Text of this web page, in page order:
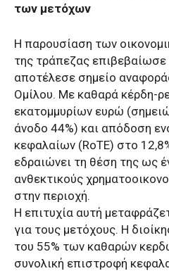
των μετόχων
Η παρουσίαση των
της τράπεζας
αποτέλεσε σημείο
Ομίλου. Με καθαρά κέρδη-
εκατομμυρίων ευρώ
άνοδο 44%) και απόδοση
κεφαλαίων (RoTE) στο
εδραιώνει τη θέση της ως
ανθεκτικούς
στην περιοχή.
Η επιτυχία αυτή
για τους μετόχους. Η
του 55% των καθαρών
συνολική επιστροφή